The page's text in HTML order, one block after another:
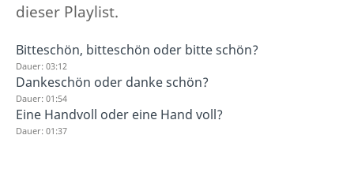
dieser Playlist.
Bitteschön, bitteschön oder bitte schön?
Dauer: 03:12
Dankeschön oder danke schön?
Dauer: 01:54
Eine Handvoll oder eine Hand voll?
Dauer: 01:37